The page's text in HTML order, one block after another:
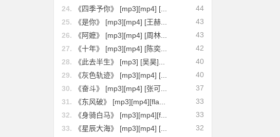
44
24.
《四季予你》 [mp3][mp4] [...
43
25.
《是你》 [mp3][mp4] [王赫...
43
26.
《阿嬷》 [mp3][mp4] [周林...
42
27.
《十年》 [mp3][mp4] [陈奕...
40
28.
《此去半生》 [mp3] [吴昊]...
40
29.
《灰色轨迹》 [mp3][mp4] [...
37
30.
《奋斗》 [mp3][mp4] [张可...
33
31.
《东风破》 [mp3][mp4][fla...
33
32.
《身骑白马》 [mp3][mp4][f...
32
33. 《星辰大海》 [mp3][mp4] [...